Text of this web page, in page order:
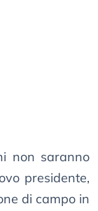
non saranno
presidente,
di campo in